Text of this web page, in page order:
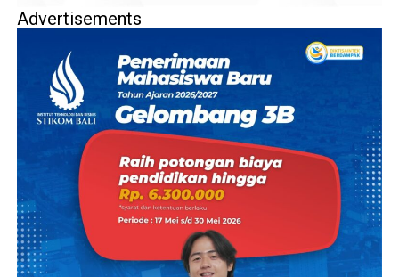
Advertisements